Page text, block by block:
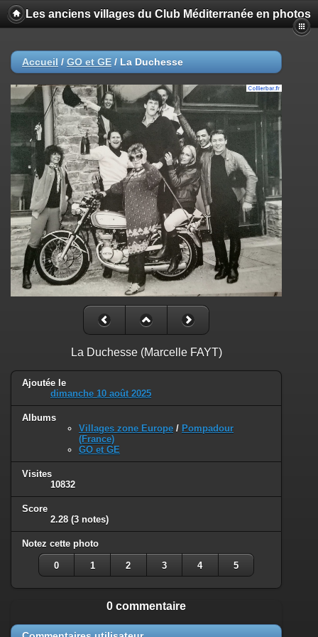
Les anciens villages du Club Méditerranée en photos
Accueil / GO et GE / La Duchesse
La Duchesse (Marcelle FAYT)
Ajoutée le
dimanche 10 août 2025
Albums
Villages zone Europe / Pompadour
(France)
GO et GE
Visites
10832
Score
2.28 (3 notes)
Notez cette photo
0 1 2 3 4 5
0 commentaire